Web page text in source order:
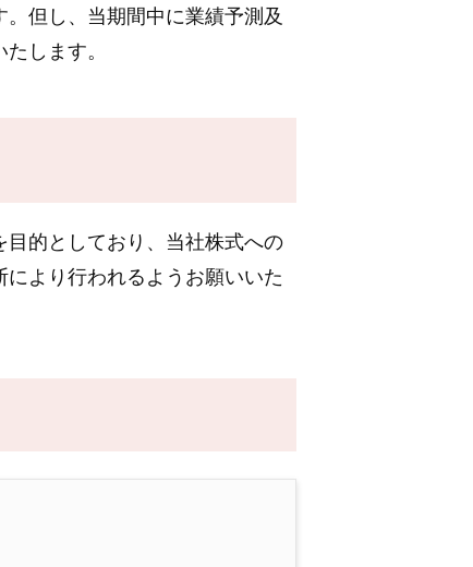
但し、当期間中に業績予測及
します。
的としており、当社株式への
より行われるようお願いいた